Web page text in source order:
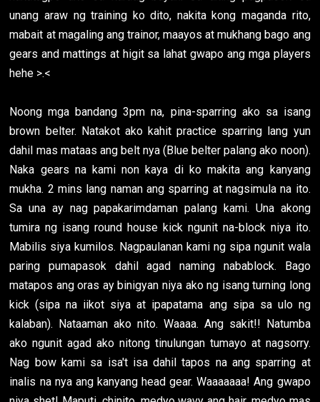
unang araw ng training ko dito, nakita kong maganda rito,
mabait at magaling ang trainor, maayos at mukhang bago ang
gears and mattings at higit sa lahat gwapo ang mga players
hehe >.<
Noong mga bandang 3pm na, pina-sparring ako sa isang
brown belter. Natakot ako kahit practice sparring lang yun
dahil mas mataas ang belt nya (Blue belter palang ako noon).
Naka gears na kami non kaya di ko makita ang kanyang
mukha. 2 mins lang naman ang sparring at nagsimula na ito.
Sa una ay nag papakarimdaman palang kami. Una akong
tumira ng isang round house kick ngunit na-block niya ito.
Mabilis siya kumilos. Nagpaulanan kami ng sipa ngunit wala
paring pumapasok dahil agad naming nabablock. Bago
matapos ang oras ay binigyan niya ako ng isang turning long
kick (sipa na iikot siya at ipapatama ang sipa sa ulo ng
kalaban). Nataaman ako nito. Waaaa. Ang sakit!! Natumba
ako ngunit agad ako nitong tinulungan tumayo at nagsorry.
Nag bow kami sa isa't isa dahil tapos na ang sparring at
inalis na nya ang kanyang head gear. Waaaaaaa! Ang gwapo